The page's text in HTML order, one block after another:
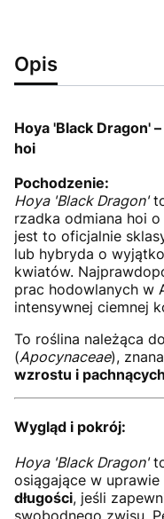
Opis
Hoya 'Black Dragon'
hoi
Pochodzenie:
Hoya 'Black Dragon'
rzadka odmiana hoi
jest to oficjalnie
lub hybryda o
kwiatów.
prac hodowlanych w
intensywnej ciemnej
To roślina należąca
(Apocynaceae),
wzrostu i
Wygląd i pokrój:
Hoya 'Black Dragon'
osiągające w
długości, jeśli
swobodnego zwisu.